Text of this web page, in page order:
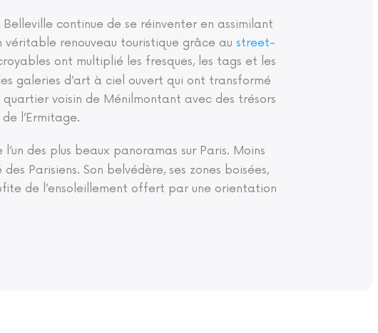
continue de se réinventer en assimilant
véritable renouveau touristique grâce au street-
ont multiplié les fresques, les tags et les
galeries d’art à ciel ouvert qui ont transformé
voisin de Ménilmontant avec des trésors
l’Ermitage.
des plus beaux panoramas sur Paris. Moins
Parisiens. Son belvédère, ses zones boisées,
de l’ensoleillement offert par une orientation